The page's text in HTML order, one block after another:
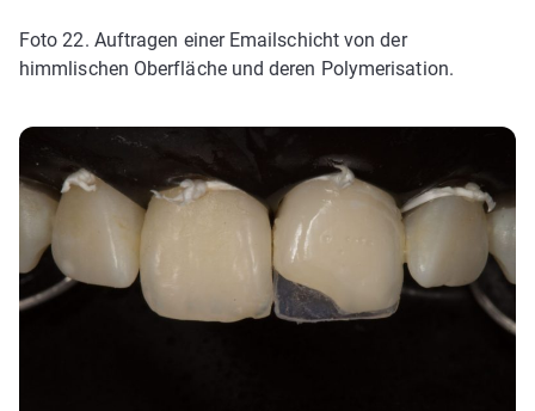
Foto 22. Auftragen einer Emailschicht von der
himmlischen Oberfläche und deren Polymerisation.